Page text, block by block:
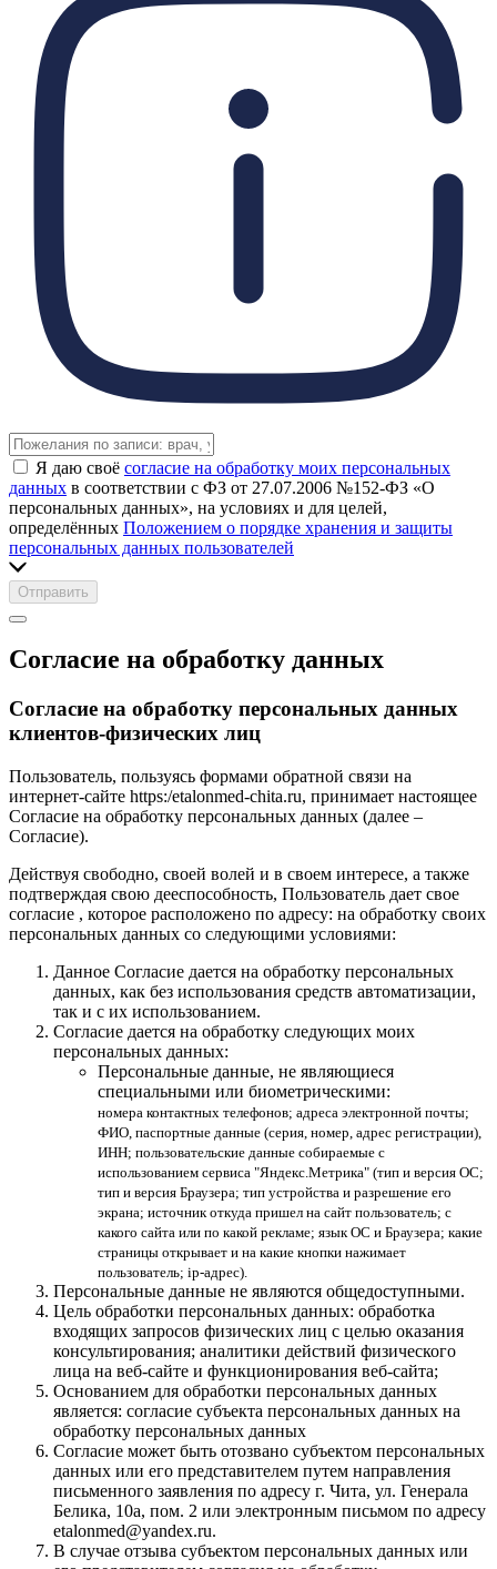
Я даю своё согласие на обработку моих персональных
данных в соответствии с ФЗ от 27.07.2006 №152-ФЗ «О
персональных данных», на условиях и для целей,
определённых Положением о порядке хранения и защиты
персональных данных пользователей
Отправить
Согласие на обработку данных
Согласие на обработку персональных данных
клиентов-физических лиц
Пользователь, пользуясь формами обратной связи на
интернет-сайте https:/etalonmed-chita.ru, принимает настоящее
Согласие на обработку персональных данных (далее –
Согласие).
Действуя свободно, своей волей и в своем интересе, а также
подтверждая свою дееспособность, Пользователь дает свое
согласие , которое расположено по адресу: на обработку своих
персональных данных со следующими условиями:
Данное Согласие дается на обработку персональных
данных, как без использования средств автоматизации,
так и с их использованием.
Согласие дается на обработку следующих моих
персональных данных:
Персональные данные, не являющиеся
специальными или биометрическими:
номера контактных телефонов; адреса электронной почты;
ФИО, паспортные данные (серия, номер, адрес регистрации),
ИНН; пользовательские данные собираемые с
использованием сервиса "Яндекс.Метрика" (тип и версия ОС;
тип и версия Браузера; тип устройства и разрешение его
экрана; источник откуда пришел на сайт пользователь; с
какого сайта или по какой рекламе; язык ОС и Браузера; какие
страницы открывает и на какие кнопки нажимает
пользователь; ip-адрес).
Персональные данные не являются общедоступными.
Цель обработки персональных данных: обработка
входящих запросов физических лиц с целью оказания
консультирования; аналитики действий физического
лица на веб-сайте и функционирования веб-сайта;
Основанием для обработки персональных данных
является: согласие субъекта персональных данных на
обработку персональных данных
Согласие может быть отозвано субъектом персональных
данных или его представителем путем направления
письменного заявления по адресу г. Чита, ул. Генерала
Белика, 10а, пом. 2 или электронным письмом по адресу
etalonmed@yandex.ru.
В случае отзыва субъектом персональных данных или